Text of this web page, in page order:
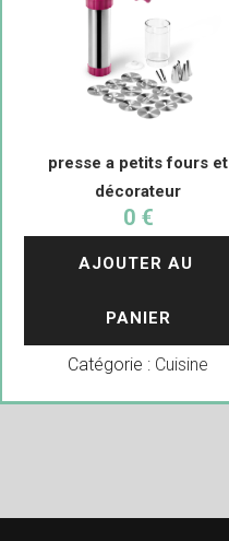
presse a petits fours et
décorateur
0 €
AJOUTER AU
PANIER
Catégorie : Cuisine